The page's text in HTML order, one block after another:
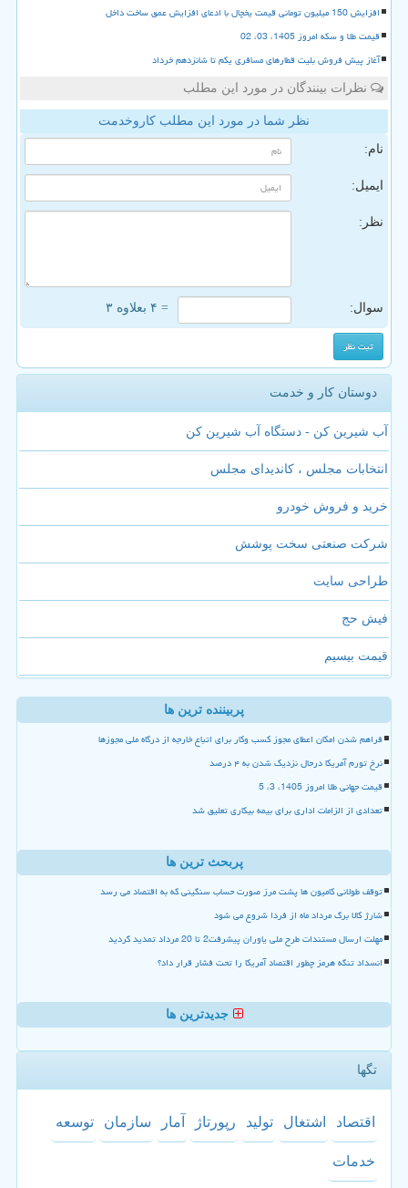
افزایش 150 میلیون تومانی قیمت یخچال با ادعای افزایش عمق ساخت داخل
قیمت طلا و سکه امروز 1405، 03، 02
آغاز پیش فروش بلیت قطارهای مسافری یکم تا شانزدهم خرداد
نظرات بینندگان در مورد این مطلب
نظر شما در مورد این مطلب کاروخدمت
نام:
ایمیل:
نظر:
سوال: = ۴ بعلاوه ۳
دوستان کار و خدمت
آب شیرین کن - دستگاه آب شیرین کن
انتخابات مجلس ، کاندیدای مجلس
خرید و فروش خودرو
شرکت صنعتی سخت پوشش
طراحی سایت
فیش حج
قیمت بیسیم
پربیننده ترین ها
فراهم شدن امکان اعطای مجوز کسب وکار برای اتباع خارجه از درگاه ملی مجوزها
نرخ تورم آمریکا درحال نزدیک شدن به ۴ درصد
قیمت جهانی طلا امروز 1405، 3، 5
تعدادی از الزامات اداری برای بیمه بیکاری تعلیق شد
پربحث ترین ها
توقف طولانی کامیون ها پشت مرز صورت حساب سنگینی که به اقتصاد می رسد
شارژ کالا برگ مرداد ماه از فردا شروع می شود
مهلت ارسال مستندات طرح ملی یاوران پیشرفت2 تا 20 مرداد تمدید گردید
انسداد تنگه هرمز چطور اقتصاد آمریکا را تحت فشار قرار داد؟
جدیدترین ها
تگها
اقتصاد اشتغال تولید رپورتاژ آمار سازمان توسعه
خدمات